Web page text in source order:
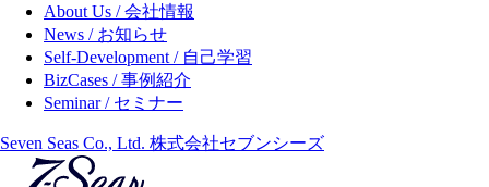
About Us / 会社情報
News / お知らせ
Self-Development / 自己学習
BizCases / 事例紹介
Seminar / セミナー
Seven Seas Co., Ltd. 株式会社セブンシーズ